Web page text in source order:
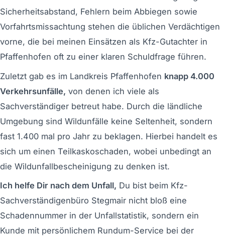
Sicherheitsabstand, Fehlern beim Abbiegen sowie
Vorfahrtsmissachtung stehen die üblichen Verdächtigen
vorne, die bei meinen Einsätzen als Kfz-Gutachter in
Pfaffenhofen oft zu einer klaren Schuldfrage führen.
Zuletzt gab es im Landkreis Pfaffenhofen knapp 4.000
Verkehrsunfälle, von denen ich viele als
Sachverständiger betreut habe. Durch die ländliche
Umgebung sind Wildunfälle keine Seltenheit, sondern
fast 1.400 mal pro Jahr zu beklagen. Hierbei handelt es
sich um einen Teilkaskoschaden, wobei unbedingt an
die Wildunfallbescheinigung zu denken ist.
Ich helfe Dir nach dem Unfall, Du bist beim Kfz-
Sachverständigenbüro Stegmair nicht bloß eine
Schadennummer in der Unfallstatistik, sondern ein
Kunde mit persönlichem Rundum-Service bei der